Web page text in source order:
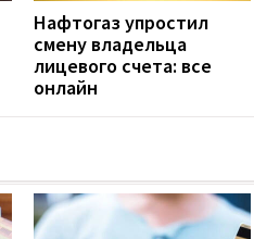
Нафтогаз упростил
смену владельца
лицевого счета: все
онлайн